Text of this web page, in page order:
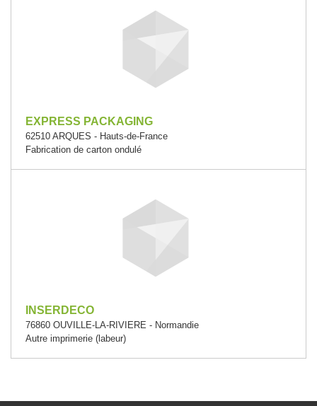
EXPRESS PACKAGING
62510 ARQUES - Hauts-de-France
Fabrication de carton ondulé
INSERDECO
76860 OUVILLE-LA-RIVIERE - Normandie
Autre imprimerie (labeur)